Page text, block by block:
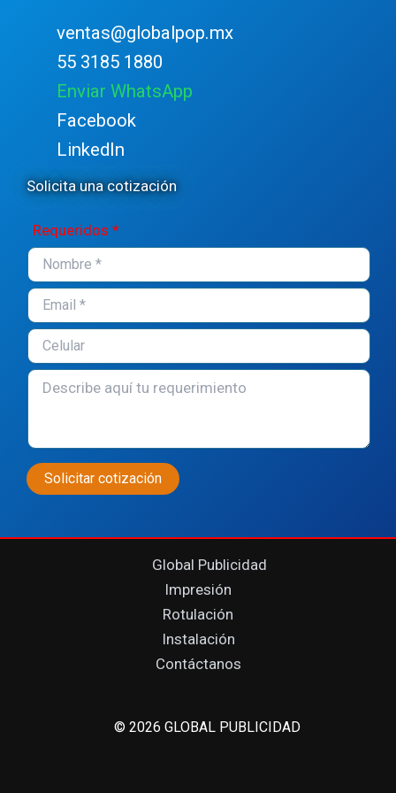
ventas@globalpop.mx
55 3185 1880
Enviar WhatsApp
Facebook
LinkedIn
Solicita una cotización
Requeridos *
Global Publicidad
Impresión
Rotulación
Instalación
Contáctanos
© 2026 GLOBAL PUBLICIDAD